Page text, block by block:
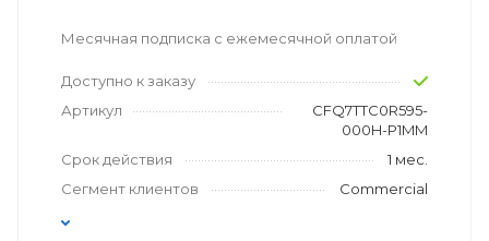
Месячная подписка с ежемесячной оплатой
Доступно к заказу
Артикул
CFQ7TTC0R595-
000H-P1MM
Срок действия
1 мес.
Сегмент клиентов
Commercial